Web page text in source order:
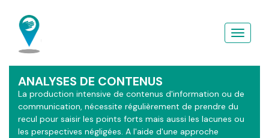
contenu
principal
ANALYSES DE CONTENUS
La production intensive de contenus d'information ou de
communication, nécessite régulièrement de prendre du
recul pour saisir les points forts mais aussi les lacunes ou
les perspectives négligées. A l'aide d'une approche